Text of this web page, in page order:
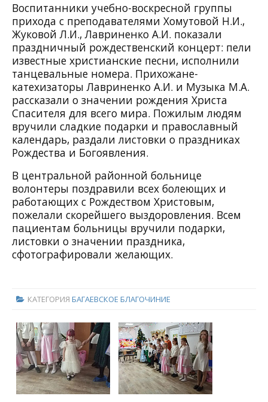
Воспитанники учебно-воскресной группы
прихода с преподавателями Хомутовой Н.И.,
Жуковой Л.И., Лавриненко А.И. показали
праздничный рождественский концерт: пели
известные христианские песни, исполнили
танцевальные номера. Прихожане-
катехизаторы Лавриненко А.И. и Музыка М.А.
рассказали о значении рождения Христа
Спасителя для всего мира. Пожилым людям
вручили сладкие подарки и православный
календарь, раздали листовки о праздниках
Рождества и Богоявления.
В центральной районной больнице
волонтеры поздравили всех болеющих и
работающих с Рождеством Христовым,
пожелали скорейшего выздоровления. Всем
пациентам больницы вручили подарки,
листовки о значении праздника,
сфотографировали желающих.
КАТЕГОРИЯ БАГАЕВСКОЕ БЛАГОЧИНИЕ